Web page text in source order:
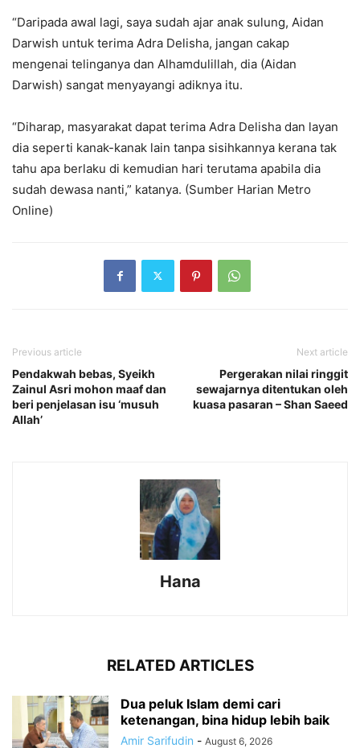
“Daripada awal lagi, saya sudah ajar anak sulung, Aidan
Darwish untuk terima Adra Delisha, jangan cakap
mengenai telinganya dan Alhamdulillah, dia (Aidan
Darwish) sangat menyayangi adiknya itu.
“Diharap, masyarakat dapat terima Adra Delisha dan layan
dia seperti kanak-kanak lain tanpa sisihkannya kerana tak
tahu apa berlaku di kemudian hari terutama apabila dia
sudah dewasa nanti,” katanya. (Sumber Harian Metro
Online)
Previous article
Pendakwah bebas, Syeikh
Zainul Asri mohon maaf dan
beri penjelasan isu ‘musuh
Allah’
Next article
Pergerakan nilai ringgit
sewajarnya ditentukan oleh
kuasa pasaran – Shan Saeed
Hana
RELATED ARTICLES
Dua peluk Islam demi cari
ketenangan, bina hidup lebih baik
Amir Sarifudin - August 6, 2026